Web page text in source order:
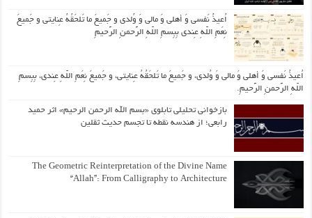
اُعیذُ نَفسی وَ أهلی وَ مالی وَ وُلدی و جَمیعَ ما تَلحَقُهُ عِنایتی و جَمیعَ
نِعَمِ اللّهِ عِندی بِبِسمِ اللّهِ الرَّحمنِ الرَّحیمِ
اُعیذُ نَفسی وَ أهلی وَ مالی وَ وُلدی، و جَمیعَ ما تَلحَقُهُ عِنایتی، و جَمیعَ نِعَمِ اللّهِ عِندی، بِبِسمِ
اللّهِ الرَّحمنِ الرَّحیمِ.
بازخوانی تحلیلی تابلوی «بسم الله الرحمن الرحیم» اثر حمید
رابعی؛ از هندسه نقطه تا تجسم حدیث ثقلین
The Geometric Reinterpretation of the Divine Name
“Allah”: From Calligraphy to Architecture